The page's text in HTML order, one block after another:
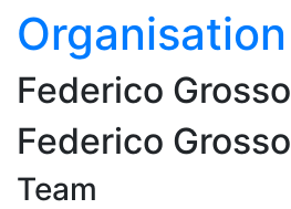
Organisation
Federico Grosso
Federico Grosso
Team